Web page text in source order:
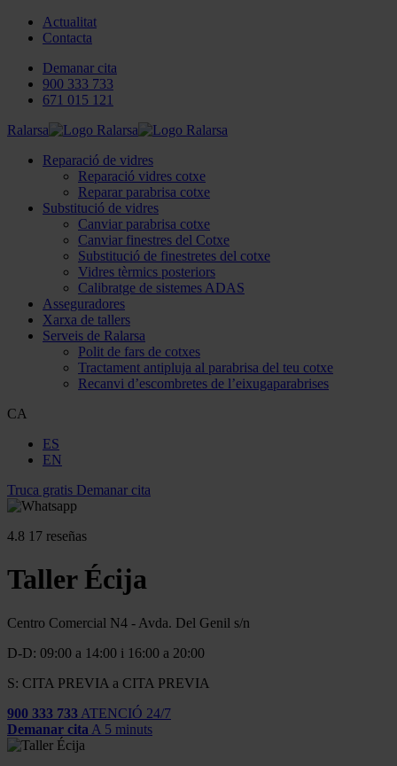
Actualitat
Contacta
Demanar cita
900 333 733
671 015 121
Ralarsa
Reparació de vidres
Reparació vidres cotxe
Reparar parabrisa cotxe
Substitució de vidres
Canviar parabrisa cotxe
Canviar finestres del Cotxe
Substitució de finestretes del cotxe
Vidres tèrmics posteriors
Calibratge de sistemes ADAS
Asseguradores
Xarxa de tallers
Serveis de Ralarsa
Polit de fars de cotxes
Tractament antipluja al parabrisa del teu cotxe
Recanvi d’escombretes de l’eixugaparabrises
CA
ES
EN
Truca gratis Demanar cita
4.8 17 reseñas
Taller Écija
Centro Comercial N4 - Avda. Del Genil s/n
D-D: 09:00 a 14:00 i 16:00 a 20:00
S: CITA PREVIA a CITA PREVIA
900 333 733 ATENCIÓ 24/7
Demanar cita A 5 minuts